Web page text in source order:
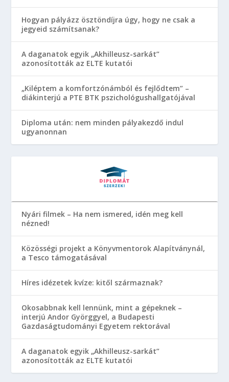
Hogyan pályázz ösztöndíjra úgy, hogy ne csak a
jegyeid számítsanak?
A daganatok egyik „Akhilleusz-sarkát”
azonosították az ELTE kutatói
„Kiléptem a komfortzónámból és fejlődtem” –
diákinterjú a PTE BTK pszichológushallgatójával
Diploma után: nem minden pályakezdő indul
ugyanonnan
Nyári filmek – Ha nem ismered, idén meg kell
nézned!
Közösségi projekt a Könyvmentorok Alapítványnál,
a Tesco támogatásával
Híres idézetek kvíze: kitől származnak?
Okosabbnak kell lennünk, mint a gépeknek –
interjú Andor Györggyel, a Budapesti
Gazdaságtudományi Egyetem rektorával
A daganatok egyik „Akhilleusz-sarkát”
azonosították az ELTE kutatói